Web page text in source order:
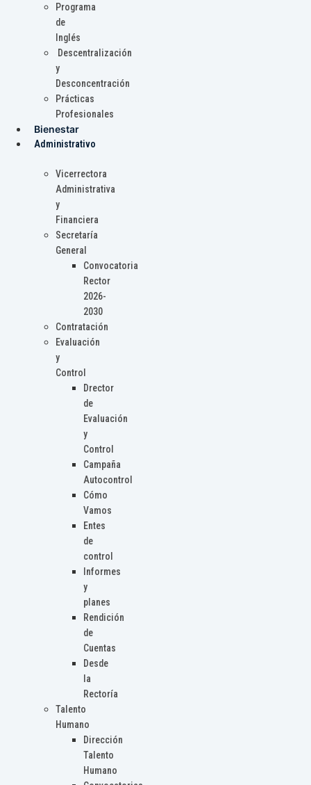
Programa
de
Inglés
Descentralización
y
Desconcentración
Prácticas
Profesionales
Bienestar
Administrativo
Vicerrectora
Administrativa
y
Financiera
Secretaría
General
Convocatoria
Rector
2026-
2030
Contratación
Evaluación
y
Control
Drector
de
Evaluación
y
Control
Campaña
Autocontrol
Cómo
Vamos
Entes
de
control
Informes
y
planes
Rendición
de
Cuentas
Desde
la
Rectoría
Talento
Humano
Dirección
Talento
Humano